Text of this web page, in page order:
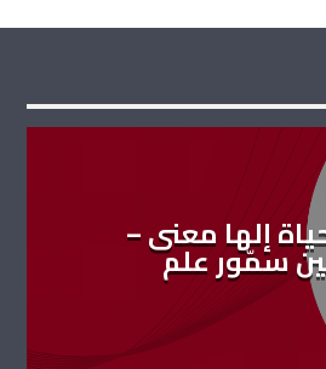
إلها معنى –
سمّور علم